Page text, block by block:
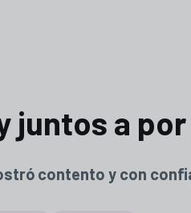
juntos a
contento y con